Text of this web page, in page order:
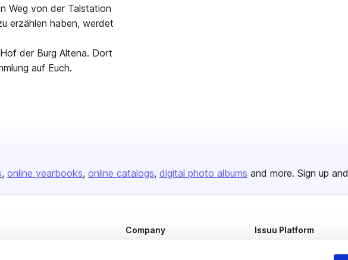
Weg von der Talstation
erzählen haben, werdet
der Burg Altena. Dort
auf Euch.
online yearbooks online catalogs digital photo albums and more. Sign up and
Company Issuu Platform